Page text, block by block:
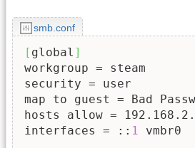
smb.conf
[ global ]
workgroup = steam
security = user
map to guest = Bad
hosts allow =
interfaces = :: 1 vmbr0